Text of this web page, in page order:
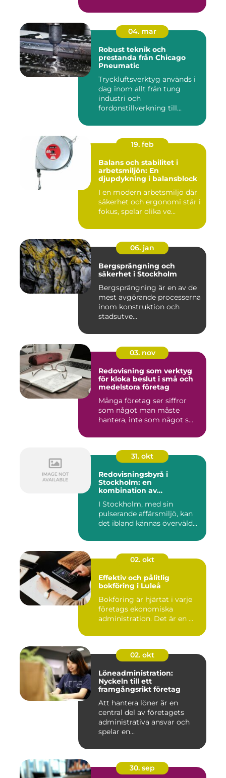
04. mar
Robust teknik och
prestanda från Chicago
Pneumatic
Tryckluftsverktyg används i
dag inom allt från tung
industri och
fordonstillverkning till...
19. feb
Balans och stabilitet i
arbetsmiljön: En
djupdykning i balansblock
I en modern arbetsmiljö där
säkerhet och ergonomi står i
fokus, spelar olika ve...
06. jan
Bergsprängning och
säkerhet i Stockholm
Bergsprängning är en av de
mest avgörande processerna
inom konstruktion och
stadsutve...
03. nov
Redovisning som verktyg
för kloka beslut i små och
medelstora företag
Många företag ser siffror
som något man måste
hantera, inte som något s...
31. okt
Redovisningsbyrå i
Stockholm: en
kombination av
personlig service
I Stockholm, med sin
pulserande affärsmiljö, kan
det ibland kännas överväld...
02. okt
Effektiv och pålitlig
bokföring i Luleå
Bokföring är hjärtat i varje
företags ekonomiska
administration. Det är en ...
02. okt
Löneadministration:
Nyckeln till ett
framgångsrikt företag
Att hantera löner är en
central del av företagets
administrativa ansvar och
spelar en...
30. sep